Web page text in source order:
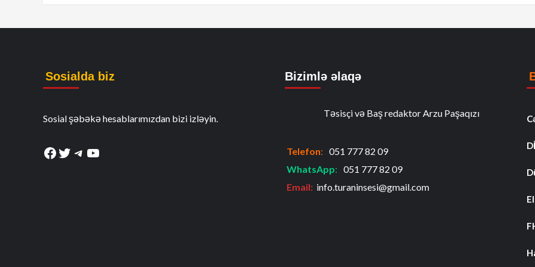
Sosialda biz
Sosial şəbəkə hesablarımızdan bizi izləyin.
Facebook
Twitter
Telegram
YouTube
Bizimlə əlaqə
Təsisçi və Baş redaktor Arzu Paşaqızı
Telefon: 051 777 82 09
WhatsApp: 051 777 82 09
Email: info.turaninsesi@gmail.com